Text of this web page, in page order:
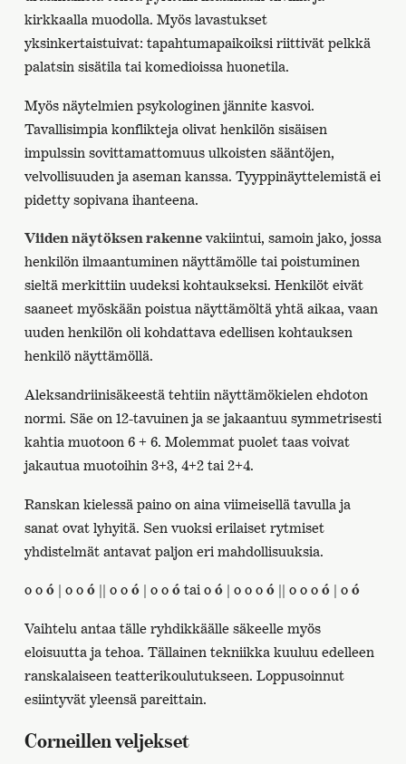
kirkkaalla muodolla. Myös lavastukset
yksinkertaistuivat: tapahtumapaikoiksi riittivät pelkkä
palatsin sisätila tai komedioissa huonetila.
Myös näytelmien psykologinen jännite kasvoi.
Tavallisimpia konflikteja olivat henkilön sisäisen
impulssin sovittamattomuus ulkoisten sääntöjen,
velvollisuuden ja aseman kanssa. Tyyppinäyttelemistä ei
pidetty sopivana ihanteena.
Viiden näytöksen rakennevakiintui, samoin jako, jossa
henkilön ilmaantuminen näyttämölle tai poistuminen
sieltä merkittiin uudeksi kohtaukseksi. Henkilöt eivät
saaneet myöskään poistua näyttämöltä yhtä aikaa, vaan
uuden henkilön oli kohdattava edellisen kohtauksen
henkilö näyttämöllä.
Aleksandriinisäkeestä tehtiin näyttämökielen ehdoton
normi. Säe on 12-tavuinen ja se jakaantuu symmetrisesti
kahtia muotoon 6 + 6. Molemmat puolet taas voivat
jakautua muotoihin 3+3, 4+2 tai 2+4.
Ranskan kielessä paino on aina viimeisellä tavulla ja
sanat ovat lyhyitä. Sen vuoksi erilaiset rytmiset
yhdistelmät antavat paljon eri mahdollisuuksia.
o o ó| o o ó|| o o ó| o o ótai o ó| o o o ó|| o o o ó| o ó
Vaihtelu antaa tälle ryhdikkäälle säkeelle myös
eloisuutta ja tehoa. Tällainen tekniikka kuuluu edelleen
ranskalaiseen teatterikoulutukseen. Loppusoinnut
esiintyvät yleensä pareittain.
Corneillen veljekset